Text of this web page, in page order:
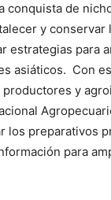
conquista de
y conservar
estrategias para
asiáticos. Con
y
los preparativos
para